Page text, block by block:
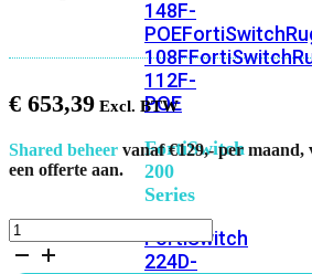
148F-
POE
108F
112F-
POE
FortiSwitch
200
Series
FortiSwitch
224D-
€ 653,39
Shared beheer vanaf €129,- per
een offerte aan.
FortiWiFi-
50G-